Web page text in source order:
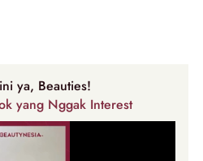
ya, Beauties!
yang Nggak Interest